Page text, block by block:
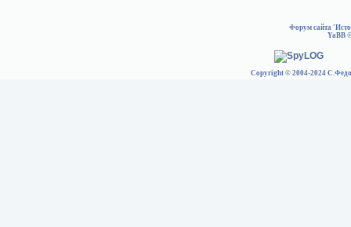
Форум сайта
YaBB
Copyright © 2004-2024